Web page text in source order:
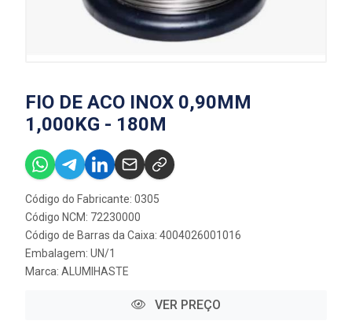
FIO DE ACO INOX 0,90MM
1,000KG - 180M
Código do Fabricante: 0305
Código NCM: 72230000
Código de Barras da Caixa: 4004026001016
Embalagem: UN/1
Marca: ALUMIHASTE
VER PREÇO